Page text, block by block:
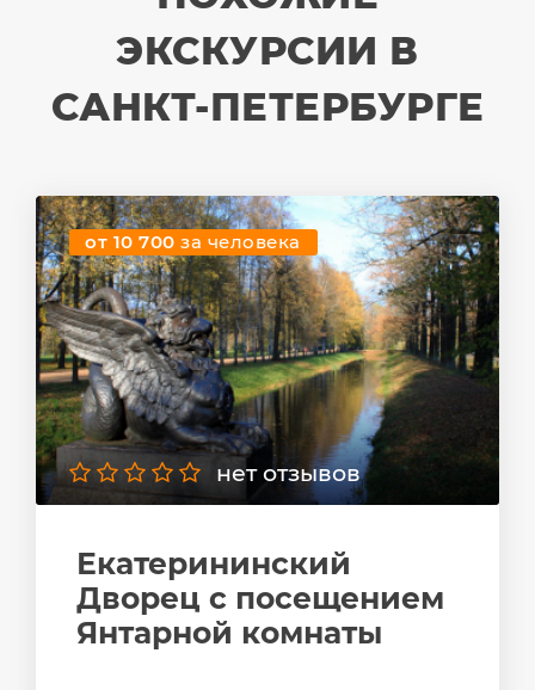
ЭКСКУРСИИ В
САНКТ-ПЕТЕРБУРГЕ
от 10 700за человека
нет отзывов
Екатерининский
Дворец с посещением
Янтарной комнаты